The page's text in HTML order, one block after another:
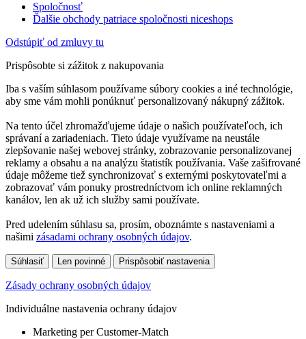
Spoločnosť
Ďalšie obchody patriace spoločnosti niceshops
Odstúpiť od zmluvy tu
Prispôsobte si zážitok z nakupovania
Iba s vaším súhlasom používame súbory cookies a iné technológie,
aby sme vám mohli ponúknuť personalizovaný nákupný zážitok.
Na tento účel zhromažďujeme údaje o našich používateľoch, ich
správaní a zariadeniach. Tieto údaje využívame na neustále
zlepšovanie našej webovej stránky, zobrazovanie personalizovanej
reklamy a obsahu a na analýzu štatistík používania. Vaše zašifrované
údaje môžeme tiež synchronizovať s externými poskytovateľmi a
zobrazovať vám ponuky prostredníctvom ich online reklamných
kanálov, len ak už ich služby sami používate.
Pred udelením súhlasu sa, prosím, oboznámte s nastaveniami a
našimi zásadami ochrany osobných údajov.
Súhlasiť Len povinné Prispôsobiť nastavenia
Zásady ochrany osobných údajov
Individuálne nastavenia ochrany údajov
Marketing per Customer-Match